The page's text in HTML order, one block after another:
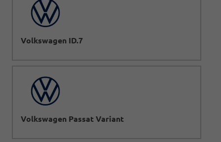
Volkswagen ID.7
Volkswagen Passat Variant